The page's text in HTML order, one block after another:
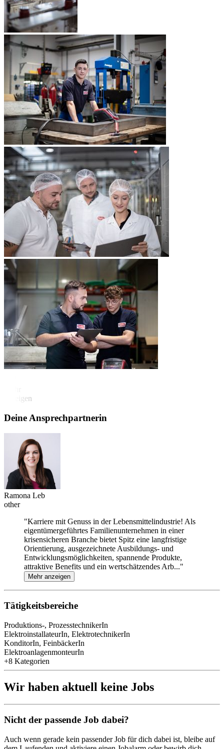
anzeigen
Deine Ansprechpartnerin
Ramona Leb
other
"Karriere mit Genuss in der Lebensmittelindustrie! Als
eigentümergeführtes Familienunternehmen in einer
krisensicheren Branche bietet Spitz eine langfristige
Orientierung, ausgezeichnete Ausbildungs- und
Entwicklungsmöglichkeiten, spannende Produkte,
attraktive Benefits und ein wertschätzendes Arb..."
Mehr anzeigen
Tätigkeitsbereiche
Produktions-, ProzesstechnikerIn
ElektroinstallateurIn, ElektrotechnikerIn
KonditorIn, FeinbäckerIn
ElektroanlagenmonteurIn
+8 Kategorien
Wir haben aktuell keine Jobs
Nicht der passende Job dabei?
Auch wenn gerade kein passender Job für dich dabei ist, bleibe auf